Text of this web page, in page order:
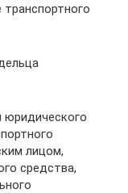
юридического
лицом,
средства,